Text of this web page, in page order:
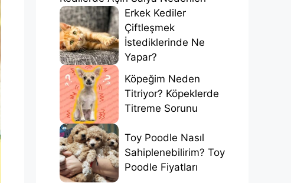
Erkek Kediler
Çiftleşmek
İstediklerinde Ne
Yapar?
Köpeğim Neden
Titriyor? Köpeklerde
Titreme Sorunu
Toy Poodle Nasıl
Sahiplenebilirim? Toy
Poodle Fiyatları